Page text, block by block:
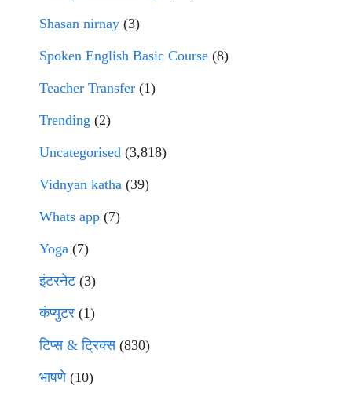
Shasan nirnay (3)
Spoken English Basic Course (8)
Teacher Transfer (1)
Trending (2)
Uncategorised (3,818)
Vidnyan katha (39)
Whats app (7)
Yoga (7)
इंटरनेट(3)
कंप्युटर (1)
टिप्स & ट्रिक्स(830)
भाषणे(10)